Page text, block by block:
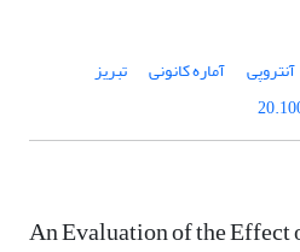
آنتروپی آماره کانونی
تبریز
An Evaluation of the Effect